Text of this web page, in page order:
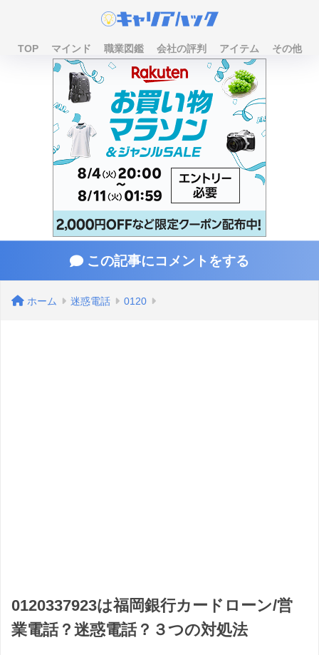
TOP マインド 職業図鑑 会社の評判 アイテム その他
この記事にコメントをする
ホーム 迷惑電話 0120
0120337923は福岡銀行カードローン/営
業電話？迷惑電話？３つの対処法